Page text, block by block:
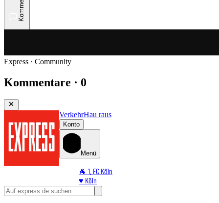
Express · Community
Kommentare · 0
VerkehrHau raus
Konto
Menü
🐐 1. FC Köln
♥️ Köln
⭐ Promi